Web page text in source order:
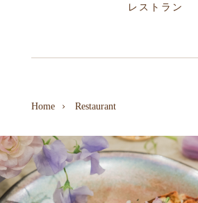
レストラン
Home Restaurant